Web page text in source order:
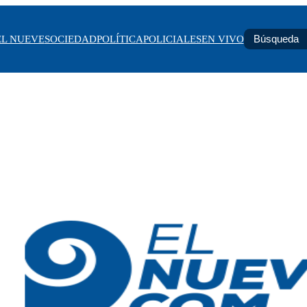
NUEVESOCIEDADPOLÍTICAPOLICIALESEN VIVO